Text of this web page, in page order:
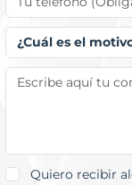
¿Cuál es el
Quiero recibir